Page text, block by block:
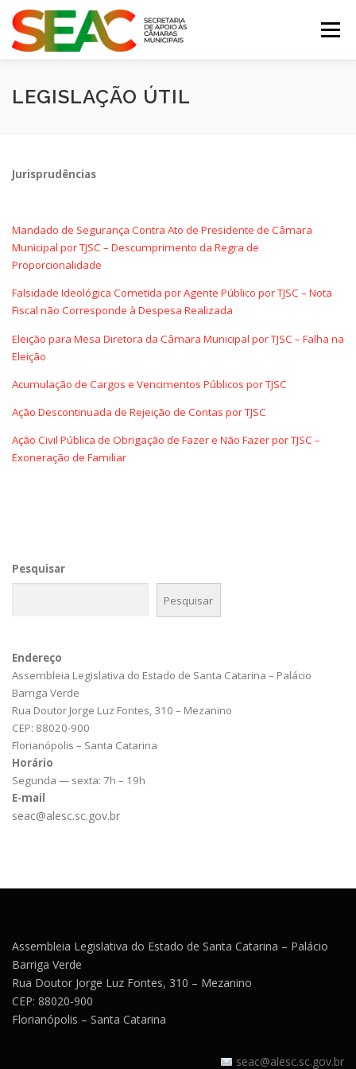
Pular
para
conteúdo
Menu
MUNICÍPIOS CATARINENSES
LEGISLAÇÃO ÚTIL
Jurisprudências
Mandado de Segurança Contra Ato de Presidente de Câmara
Municipal por TJSC – Descumprimento da Regra de
Proporcionalidade
Falsidade Ideológica Cometida por Agente Público por TJSC – Nota
Fiscal não Corresponde à Despesa Realizada
Eleição para Mesa Diretora da Câmara Municipal por TJSC – Falha na
Eleição
Acumulação de Cargos e Vencimentos Públicos por TJSC
Ação Descontinuada de Rejeição de Contas por TJSC
Ação Civil Pública de Obrigação de Fazer e Não Fazer por TJSC –
Exoneração de Familiar
Pesquisar
Pesquisar
Endereço
Assembleia Legislativa do Estado de Santa Catarina – Palácio
Barriga Verde
Rua Doutor Jorge Luz Fontes, 310 – Mezanino
CEP: 88020-900
Florianópolis – Santa Catarina
Horário
Segunda — sexta: 7h – 19h
E-mail
seac@alesc.sc.gov.br
Assembleia Legislativa do Estado de Santa Catarina – Palácio
Barriga Verde
Rua Doutor Jorge Luz Fontes, 310 – Mezanino
CEP: 88020-900
Florianópolis – Santa Catarina
seac@alesc.sc.gov.br